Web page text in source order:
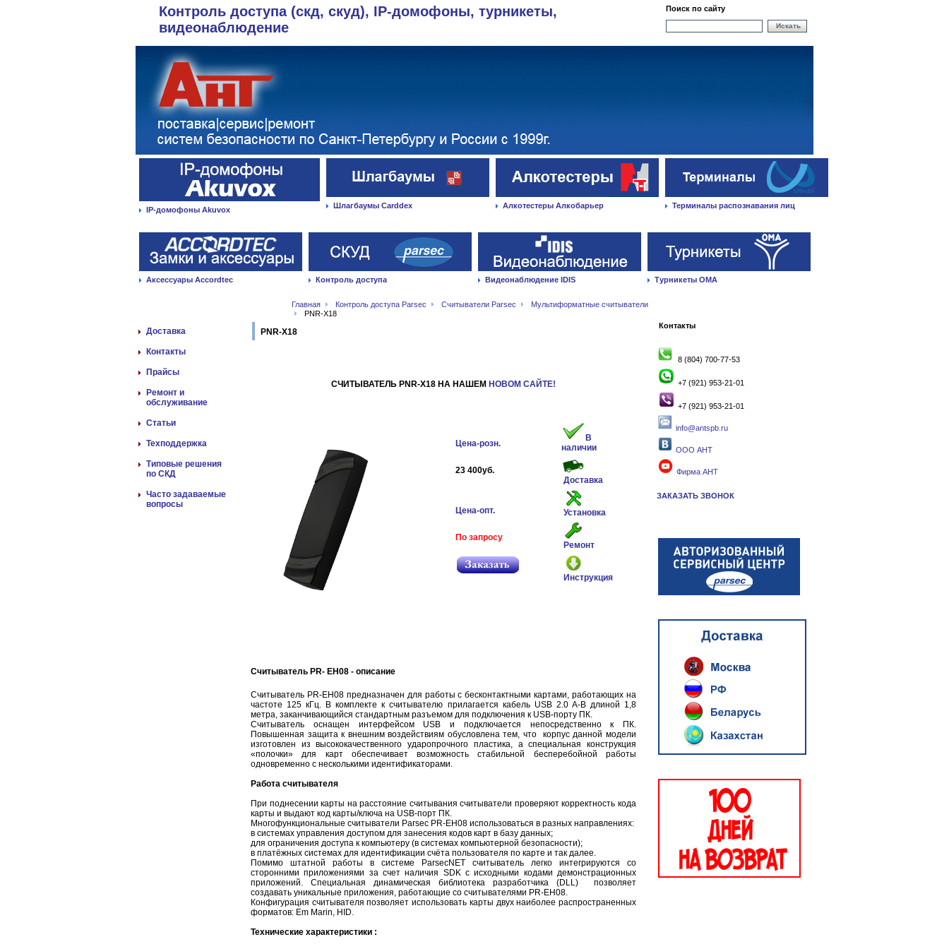
Контроль доступа (скд, скуд), IP-домофоны, турникеты,
видеонаблюдение
Поиск по сайту
Искать
IP-домофоны Akuvox Шлагбаумы Carddex Алкотестеры Алкобарьер Терминалы распознавания лиц
Аксессуары Accordtec Контроль доступа Видеонаблюдение IDIS Турникеты ОМА
Главная Контроль доступа Parsec Считыватели Parsec
Мультиформатные считыватели
PNR-X18
Доставка
Контакты
Прайсы
Ремонт и
обслуживание
Статьи
Техподдержка
Типовые решения
по СКД
Часто задаваемые
вопросы
PNR-X18
СЧИТЫВАТЕЛЬ PNR-X18 НА НАШЕМ НОВОМ САЙТЕ!
Цена-розн.
23 400уб.
Цена-опт.
По запросу
В
наличии
Доставка
Установка
Ремонт
Инструкция
Считыватель PR- EH08 - описание
Cчитыватель PR-EH08 предназначен для работы с бесконтактными картами, работающих на
частоте 125 кГц. В комплекте к считывателю прилагается кабель USB 2.0 A-B длиной 1,8
метра, заканчивающийся стандартным разъемом для подключения к USB-порту ПК.
Считыватель оснащен интерфейсом USB и подключается непосредственно к ПК.
Повышенная защита к внешним воздействиям обусловлена тем, что корпус данной модели
изготовлен из высококачественного ударопрочного пластика, а специальная конструкция
«полочки» для карт обеспечивает возможность стабильной бесперебойной работы
одновременно с несколькими идентификаторами.
Работа считывателя
При поднесении карты на расстояние считывания считыватели проверяют корректность кода
карты и выдают код карты/ключа на USB-порт ПК.
Многофункциональные считыватели Parsec PR-EH08 использоваться в разных направлениях:
в системах управления доступом для занесения кодов карт в базу данных;
для ограничения доступа к компьютеру (в системах компьютерной безопасности);
в платёжных системах для идентификации счёта пользователя по карте и так далее.
Помимо штатной работы в системе ParsecNET считыватель легко интегрируются со
сторонними приложениями за счет наличия SDK с исходными кодами демонстрационных
приложений. Специальная динамическая библиотека разработчика (DLL) позволяет
создавать уникальные приложения, работающие со считывателями PR-EH08.
Конфигурация считывателя позволяет использовать карты двух наиболее распространенных
форматов: Em Marin, HID.
Технические характеристики :
Контакты
8 (804) 700-77-53
+7 (921) 953-21-01
+7 (921) 953-21-01
info@antspb.ru
ООО АНТ
Фирма АНТ
ЗАКАЗАТЬ ЗВОНОК